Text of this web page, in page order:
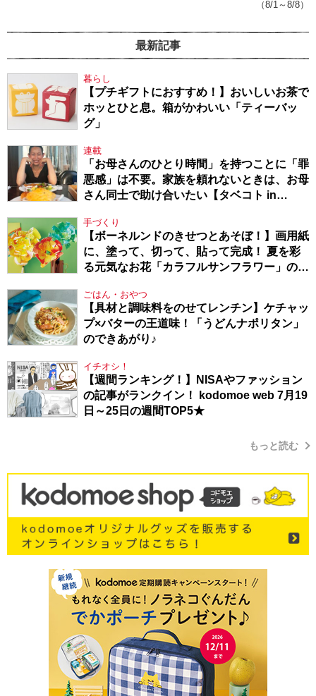
（8/1～8/8）
最新記事
暮らし
【プチギフトにおすすめ！】おいしいお茶で
ホッとひと息。箱がかわいい「ティーバッ
グ」
連載
「お母さんのひとり時間」を持つことに「罪
悪感」は不要。家族を頼れないときは、お母
さん同士で助け合いたい【タベコト in
手づくり
【ボーネルンドのきせつとあそぼ！】画用紙
に、塗って、切って、貼って完成！ 夏を彩
る元気なお花「カラフルサンフラワー」の作
ごはん・おやつ
【具材と調味料をのせてレンチン】ケチャッ
プ×バターの王道味！「うどんナポリタン」
のできあがり♪
イチオシ！
【週間ランキング！】NISAやファッション
の記事がランクイン！ kodomoe web 7月19
日～25日の週間TOP5★
もっと読む